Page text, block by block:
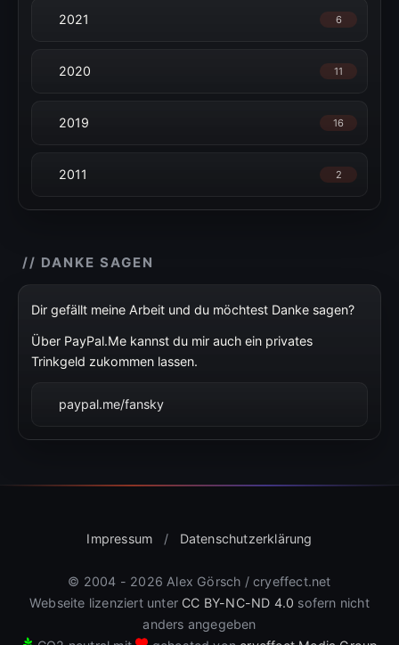
2021 6
2020 11
2019 16
2011 2
// DANKE SAGEN
Dir gefällt meine Arbeit und du möchtest Danke sagen?
Über PayPal.Me kannst du mir auch ein privates
Trinkgeld zukommen lassen.
paypal.me/fansky
Impressum / Datenschutzerklärung
© 2004 - 2026 Alex Görsch / cryeffect.net
Webseite lizenziert unter CC BY-NC-ND 4.0 sofern nicht
anders angegeben